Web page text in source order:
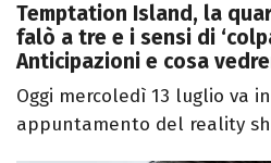
Temptation Island, la
falò a tre e i sensi di
Anticipazioni e cosa
Oggi mercoledì 13 luglio va
appuntamento del reality